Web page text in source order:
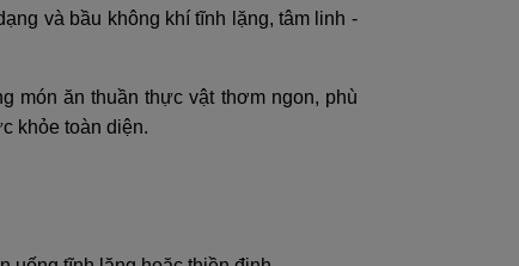
và bầu không khí tĩnh lặng, tâm linh -
món ăn thuần thực vật thơm ngon, phù
khỏe toàn diện.